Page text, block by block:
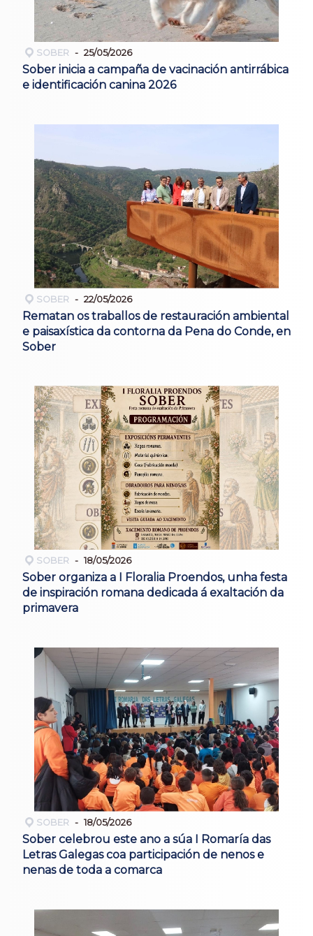
SOBER 25/05/2026
Sober inicia a campaña de vacinación antirrábica
e identificación canina 2026
SOBER 22/05/2026
Rematan os traballos de restauración ambiental
e paisaxística da contorna da Pena do Conde, en
Sober
SOBER 18/05/2026
Sober organiza a I Floralia Proendos, unha festa
de inspiración romana dedicada á exaltación da
primavera
SOBER 18/05/2026
Sober celebrou este ano a súa I Romaría das
Letras Galegas coa participación de nenos e
nenas de toda a comarca